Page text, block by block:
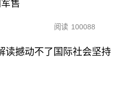
售
阅读 100088
读撼动不了国际社会坚持